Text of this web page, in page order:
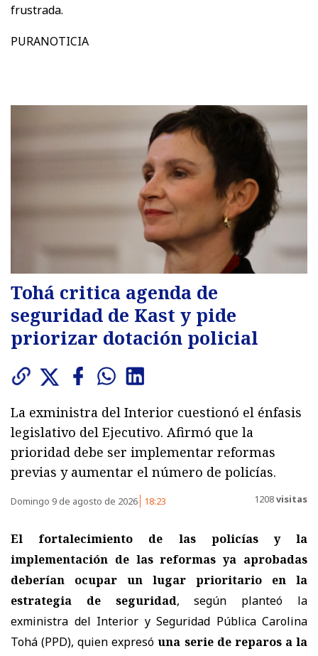
frustrada.
PURANOTICIA
Tohá critica agenda de
seguridad de Kast y pide
priorizar dotación policial
La exministra del Interior cuestionó el énfasis
legislativo del Ejecutivo. Afirmó que la
prioridad debe ser implementar reformas
previas y aumentar el número de policías.
Domingo 9 de agosto de 2026 18:23 1208visitas
El fortalecimiento de las policías y la
implementación de las reformas ya aprobadas
deberían ocupar un lugar prioritario en la
estrategia de seguridad, según planteó la
exministra del Interior y Seguridad Pública Carolina
Tohá (PPD), quien expresóuna serie de reparos a la